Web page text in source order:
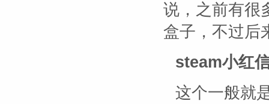
说，之前有很
盒子，不过后
steam小红
这个一般就